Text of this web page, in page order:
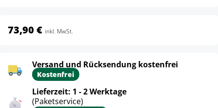
73,90 € inkl. MwSt.
Versand und Rücksendung kostenfrei
Kostenfrei
Lieferzeit: 1 - 2 Werktage
(Paketservice)